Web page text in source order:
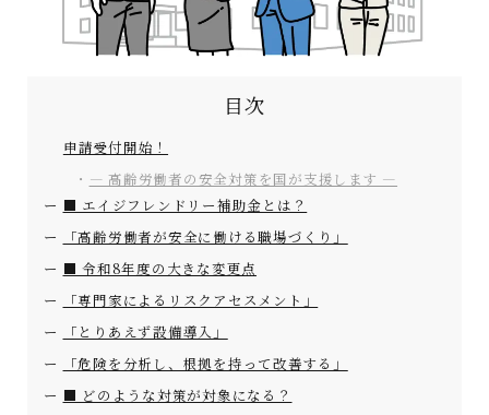
目次
申請受付開始！
― 高齢労働者の安全対策を国が支援します ―
■ エイジフレンドリー補助金とは？
「高齢労働者が安全に働ける職場づくり」
■ 令和8年度の大きな変更点
「専門家によるリスクアセスメント」
「とりあえず設備導入」
「危険を分析し、根拠を持って改善する」
■ どのような対策が対象になる？